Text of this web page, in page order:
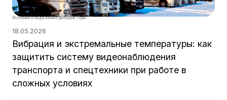
Источник изображения фотобанк Лори
18.05.2026
Вибрация и экстремальные температуры: как
защитить систему видеонаблюдения
транспорта и спецтехники при работе в
сложных условиях